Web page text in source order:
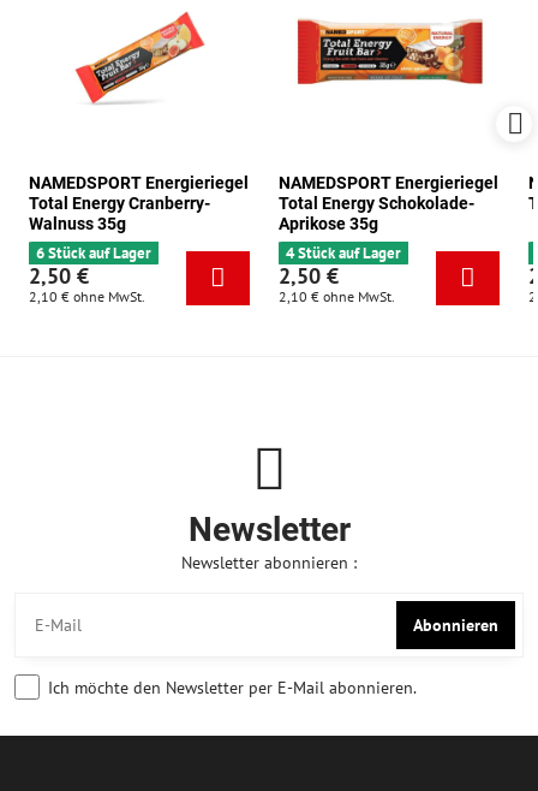
NAMEDSPORT Energieriegel
Total Energy Cranberry-
Walnuss 35g
6 Stück auf Lager
2,50 €
2,10 € ohne MwSt.
NAMEDSPORT Energieriegel
Total Energy Schokolade-
Aprikose 35g
4 Stück auf Lager
2,50 €
2,10 € ohne MwSt.
Newsletter
Newsletter abonnieren :
Abonnieren
Ich möchte den Newsletter per E-Mail abonnieren.